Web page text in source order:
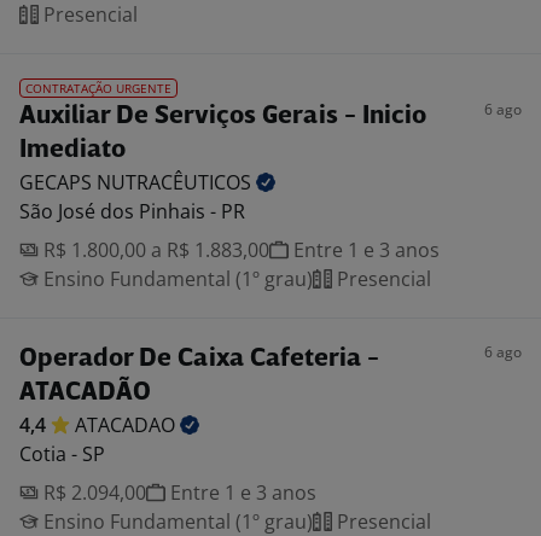
Presencial
CONTRATAÇÃO URGENTE
Auxiliar De Serviços Gerais - Inicio
Imediato
6 ago
GECAPS NUTRACÊUTICOS
São José dos Pinhais - PR
R$ 1.800,00 a R$ 1.883,00
Entre 1 e 3 anos
Ensino Fundamental (1º grau)
Presencial
Operador De Caixa Cafeteria -
ATACADÃO
6 ago
4,4
ATACADAO
Cotia - SP
R$ 2.094,00
Entre 1 e 3 anos
Ensino Fundamental (1º grau)
Presencial